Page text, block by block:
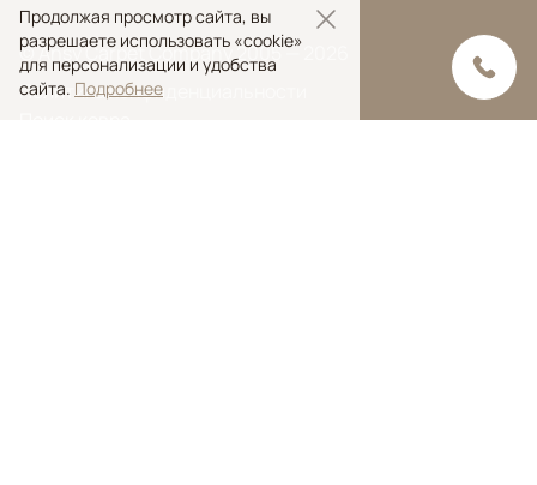
© Ansy Carpet Company 2005 — 2026
Политика конфиденциальности
Продолжая просмотр сайта, вы
разрешаете использовать «cookie»
для персонализации и удобства
сайта. Подробнее